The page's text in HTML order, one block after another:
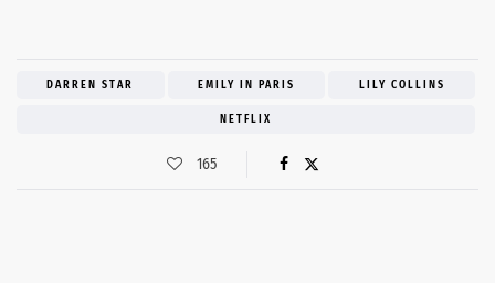
DARREN STAR EMILY IN PARIS LILY COLLINS
NETFLIX
165